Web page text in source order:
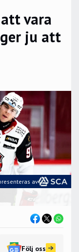
vara
ju att
av
Följ oss